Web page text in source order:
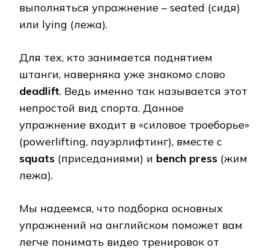
выполняться упражнение – seated (сидя)
или lying (лежа).
Для тех, кто занимается поднятием
штанги, наверняка уже знакомо слово
deadlift. Ведь именно так называется этот
непростой вид спорта. Данное
упражнение входит в «силовое троеборье»
(powerlifting, пауэрлифтинг), вместе с
squats (приседаниями) и bench press (жим
лежа).
Мы надеемся, что подборка основных
упражнений на английском поможет вам
легче понимать видео тренировок от